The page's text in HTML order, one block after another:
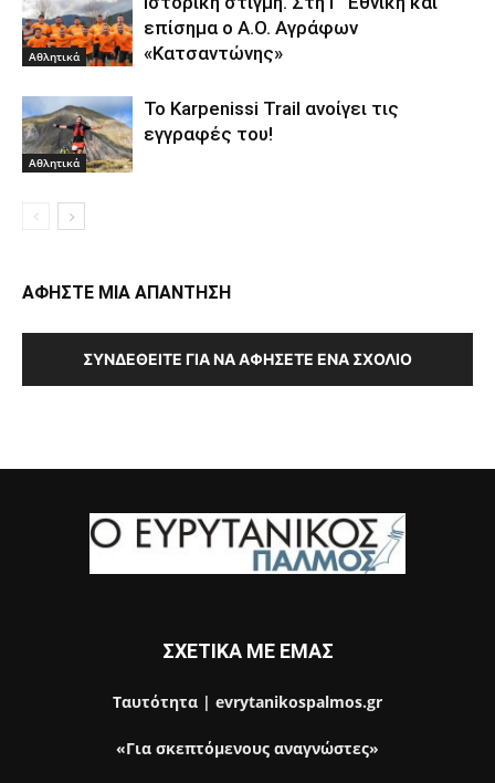
Αθλητικά
επίσημα ο Α.Ο. Αγράφων
«Κατσαντώνης»
Αθλητικά
Το Karpenissi Trail ανοίγει τις
εγγραφές του!
ΑΦΗΣΤΕ ΜΙΑ ΑΠΑΝΤΗΣΗ
ΣΥΝΔΕΘΕΊΤΕ ΓΙΑ ΝΑ ΑΦΉΣΕΤΕ ΈΝΑ ΣΧΌΛΙΟ
ΣΧΕΤΙΚΑ ΜΕ ΕΜΑΣ
Ταυτότητα | evrytanikospalmos.gr
«Για σκεπτόμενους αναγνώστες»